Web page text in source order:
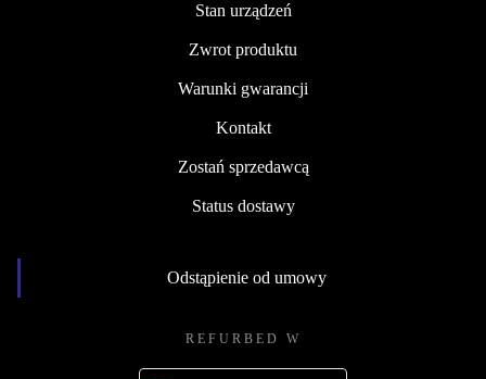
Stan urządzeń
Zwrot produktu
Warunki gwarancji
Kontakt
Zostań sprzedawcą
Status dostawy
Odstąpienie od umowy
REFURBED W